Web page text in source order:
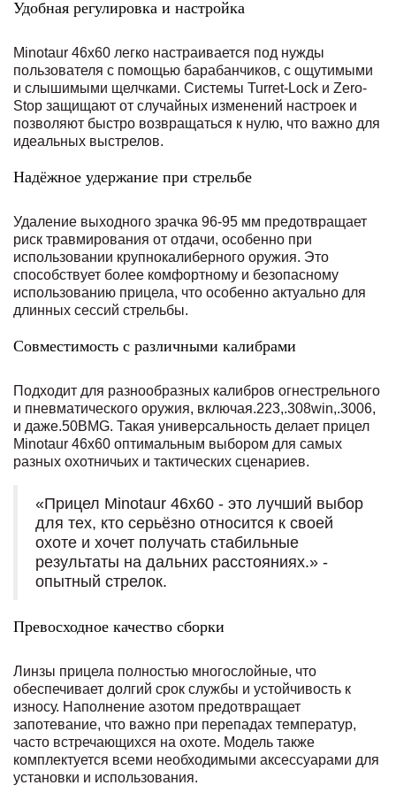
Удобная регулировка и настройка
Minotaur 46x60 легко настраивается под нужды
пользователя с помощью барабанчиков, с ощутимыми
и слышимыми щелчками. Системы Turret-Lock и Zero-
Stop защищают от случайных изменений настроек и
позволяют быстро возвращаться к нулю, что важно для
идеальных выстрелов.
Надёжное удержание при стрельбе
Удаление выходного зрачка 96-95 мм предотвращает
риск травмирования от отдачи, особенно при
использовании крупнокалиберного оружия. Это
способствует более комфортному и безопасному
использованию прицела, что особенно актуально для
длинных сессий стрельбы.
Совместимость с различными калибрами
Подходит для разнообразных калибров огнестрельного
и пневматического оружия, включая.223,.308win,.3006,
и даже.50BMG. Такая универсальность делает прицел
Minotaur 46x60 оптимальным выбором для самых
разных охотничьих и тактических сценариев.
«Прицел Minotaur 46x60 - это лучший выбор
для тех, кто серьёзно относится к своей
охоте и хочет получать стабильные
результаты на дальних расстояниях.» -
опытный стрелок.
Превосходное качество сборки
Линзы прицела полностью многослойные, что
обеспечивает долгий срок службы и устойчивость к
износу. Наполнение азотом предотвращает
запотевание, что важно при перепадах температур,
часто встречающихся на охоте. Модель также
комплектуется всеми необходимыми аксессуарами для
установки и использования.